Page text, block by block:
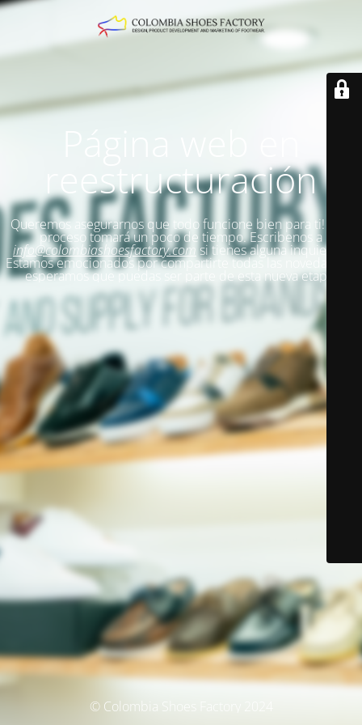
reestructuración
Queremos asegurarnos que todo funcione bien para ti!
proceso tomará un poco de tiempo. Escribenos a
info@colombiashoesfactory.com si tienes alguna inquietud.
Estamos emocionados por compartirte todas las novedades y
esperamos que puedas ser parte de esta nueva etapa.
© Colombia Shoes Factory 2024